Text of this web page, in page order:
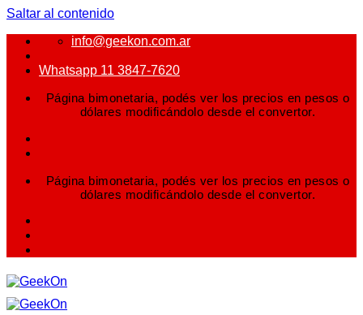
Saltar al contenido
info@geekon.com.ar
Whatsapp 11 3847-7620
Página bimonetaria, podés ver los precios en pesos o
dólares modificándolo desde el convertor.
Página bimonetaria, podés ver los precios en pesos o
dólares modificándolo desde el convertor.